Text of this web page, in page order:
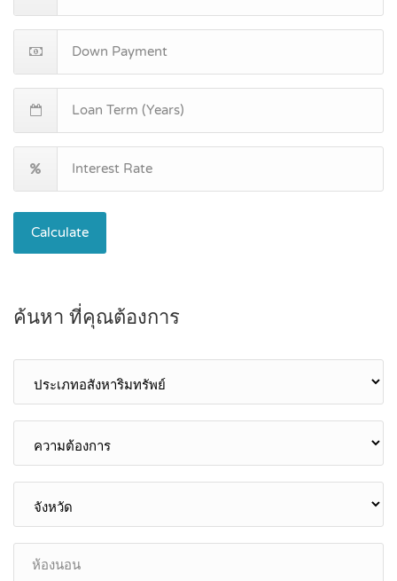
Calculate
ค้นหา ที่คุณต้องการ